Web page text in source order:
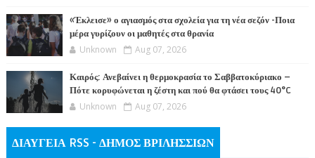
«Έκλεισε» ο αγιασμός στα σχολεία για τη νέα σεζόν -Ποια
μέρα γυρίζουν οι μαθητές στα θρανία
Unknown Aug 07, 2026
Καιρός: Ανεβαίνει η θερμοκρασία το Σαββατοκύριακο –
Πότε κορυφώνεται η ζέστη και πού θα φτάσει τους 40°C
Unknown Aug 07, 2026
ΔΙΑΥΓΕΙΑ RSS - ΔΗΜΟΣ ΒΡΙΛΗΣΣΙΩΝ